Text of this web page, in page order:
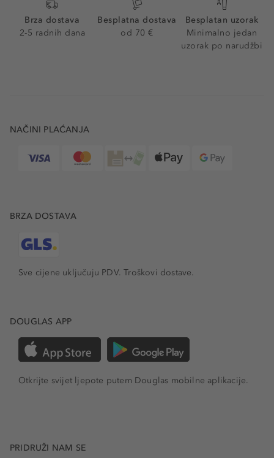
Brza dostava
2-5 radnih dana
Besplatna dostava
od 70 €
Besplatan uzorak
Minimalno jedan
uzorak po narudžbi
NAČINI PLAĆANJA
BRZA DOSTAVA
Sve cijene uključuju PDV.Troškovi dostave.
DOUGLAS APP
Otkrijte svijet ljepote putem Douglas mobilne aplikacije.
PRIDRUŽI NAM SE